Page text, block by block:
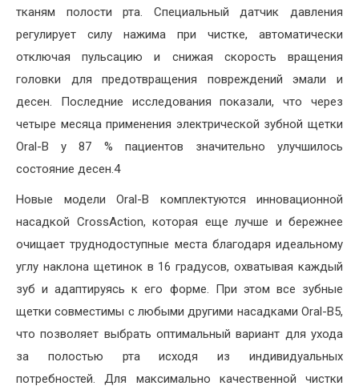
тканям полости рта. Специальный датчик давления
регулирует силу нажима при чистке, автоматически
отключая пульсацию и снижая скорость вращения
головки для предотвращения повреждений эмали и
десен. Последние исследования показали, что через
четыре месяца применения электрической зубной щетки
Oral-B у 87 % пациентов значительно улучшилось
состояние десен.4
Новые модели Oral-B комплектуются инновационной
насадкой CrossAction, которая еще лучше и бережнее
очищает труднодоступные места благодаря идеальному
углу наклона щетинок в 16 градусов, охватывая каждый
зуб и адаптируясь к его форме. При этом все зубные
щетки совместимы с любыми другими насадками Oral-B5,
что позволяет выбрать оптимальный вариант для ухода
за полостью рта исходя из индивидуальных
потребностей. Для максимально качественной чистки